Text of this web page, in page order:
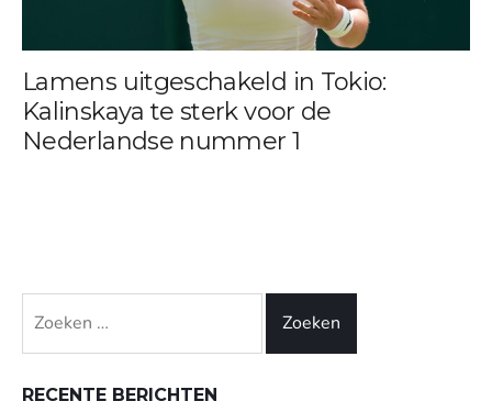
Lamens uitgeschakeld in Tokio:
Kalinskaya te sterk voor de
Nederlandse nummer 1
naar:
RECENTE BERICHTEN